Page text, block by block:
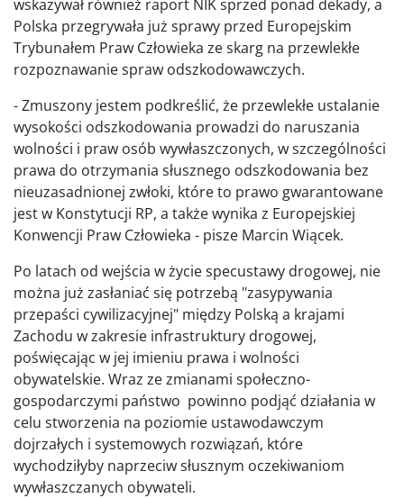
wskazywał również raport NIK sprzed ponad dekady, a
Polska przegrywała już sprawy przed Europejskim
Trybunałem Praw Człowieka ze skarg na przewlekłe
rozpoznawanie spraw odszkodowawczych.
- Zmuszony jestem podkreślić, że przewlekłe ustalanie
wysokości odszkodowania prowadzi do naruszania
wolności i praw osób wywłaszczonych, w szczególności
prawa do otrzymania słusznego odszkodowania bez
nieuzasadnionej zwłoki, które to prawo gwarantowane
jest w Konstytucji RP, a także wynika z Europejskiej
Konwencji Praw Człowieka - pisze Marcin Wiącek.
Po latach od wejścia w życie specustawy drogowej, nie
można już zasłaniać się potrzebą "zasypywania
przepaści cywilizacyjnej" między Polską a krajami
Zachodu w zakresie infrastruktury drogowej,
poświęcając w jej imieniu prawa i wolności
obywatelskie. Wraz ze zmianami społeczno-
gospodarczymi państwo powinno podjąć działania w
celu stworzenia na poziomie ustawodawczym
dojrzałych i systemowych rozwiązań, które
wychodziłyby naprzeciw słusznym oczekiwaniom
wywłaszczanych obywateli.